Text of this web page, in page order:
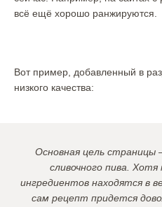
всё ещё хорошо ранжируются.
Вот пример, добавленный в
низкого качества:
Основная цель
сливочного пива.
ингредиентов находятся в
сам рецепт придется